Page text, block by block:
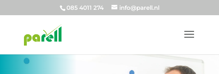
085 4011 274 info@parell.nl